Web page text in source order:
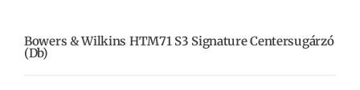
Bowers & Wilkins HTM71 S3 Signature Centersugárzó
(db)